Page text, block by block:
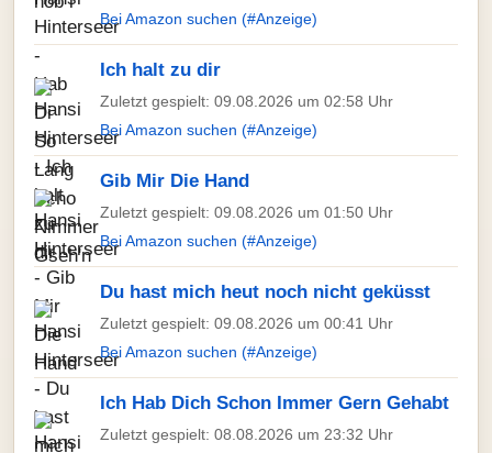
Bei Amazon suchen (#Anzeige)
Ich halt zu dir
Zuletzt gespielt: 09.08.2026 um 02:58 Uhr
Bei Amazon suchen (#Anzeige)
Gib Mir Die Hand
Zuletzt gespielt: 09.08.2026 um 01:50 Uhr
Bei Amazon suchen (#Anzeige)
Du hast mich heut noch nicht geküsst
Zuletzt gespielt: 09.08.2026 um 00:41 Uhr
Bei Amazon suchen (#Anzeige)
Ich Hab Dich Schon Immer Gern Gehabt
Zuletzt gespielt: 08.08.2026 um 23:32 Uhr